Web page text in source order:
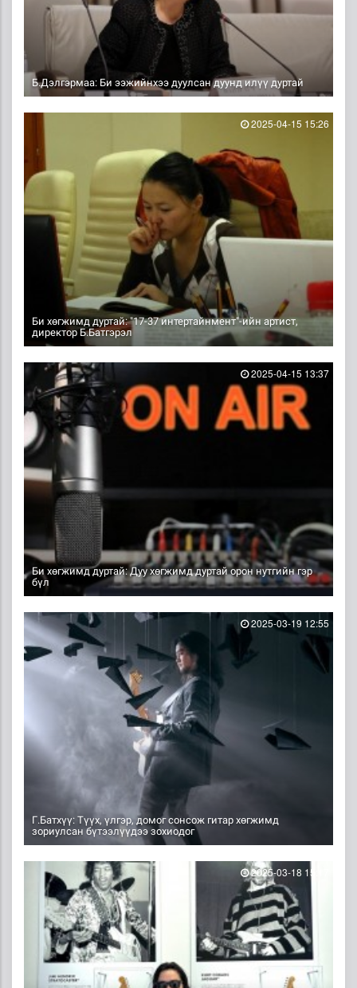
Б.Дэлгэрмаа: Би ээжийнхээ дуулсан дуунд илүү дуртай
Би хөгжимд дуртай: "17-37 интертайнмент"-ийн артист,
директор Б.Батгэрэл
2025-04-15 15:26
Би хөгжимд дуртай: Дуу хөгжимд дуртай орон нутгийн гэр
бүл
2025-04-15 13:37
Г.Батхүү: Түүх, үлгэр, домог сонсож гитар хөгжимд
зориулсан бүтээлүүдээ зохиодог
2025-03-19 12:55
2025-03-18 15:17